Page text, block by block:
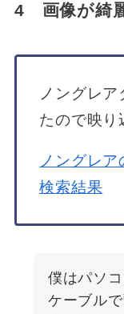
4 画像が綺
ノングレ
たので映り
ノングレ
検索結果
僕はパソ
ケーブル